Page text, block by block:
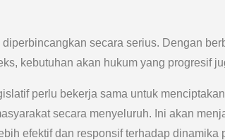
secara serius. Dengan
kebutuhan akan hukum yang progresif
perlu bekerja sama untuk
secara menyeluruh. Ini akan
efektif dan responsif terhadap dinamika